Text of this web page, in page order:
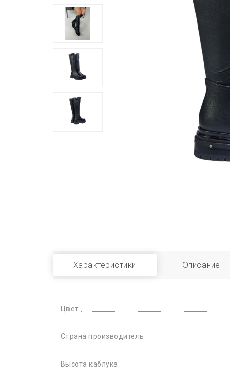
Характеристики Описание
Цвет
Страна производитель
Высота каблука